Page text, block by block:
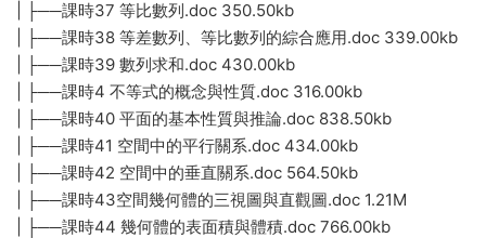
| ├──課時37 等比數列.doc 350.50kb
| ├──課時38 等差數列、等比數列的綜合應用.doc 339.00kb
| ├──課時39 數列求和.doc 430.00kb
| ├──課時4 不等式的概念與性質.doc 316.00kb
| ├──課時40 平面的基本性質與推論.doc 838.50kb
| ├──課時41 空間中的平行關系.doc 434.00kb
| ├──課時42 空間中的垂直關系.doc 564.50kb
| ├──課時43空間幾何體的三視圖與直觀圖.doc 1.21M
| ├──課時44 幾何體的表面積與體積.doc 766.00kb